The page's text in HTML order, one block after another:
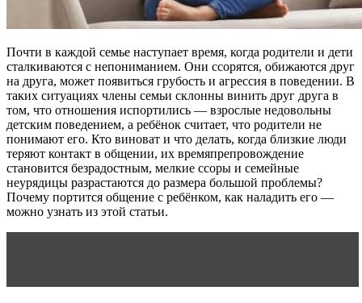
Почти в каждой семье наступает время, когда родители и дети
сталкиваются с непониманием. Они ссорятся, обижаются друг
на друга, может появиться грубость и агрессия в поведении. В
таких ситуациях члены семьи склонны винить друг друга в
том, что отношения испортились — взрослые недовольны
детским поведением, а ребёнок считает, что родители не
понимают его. Кто виноват и что делать, когда близкие люди
теряют контакт в общении, их времяпрепровождение
становится безрадостным, мелкие ссоры и семейные
неурядицы разрастаются до размера большой проблемы?
Почему портится общение с ребёнком, как наладить его —
можно узнать из этой статьи.